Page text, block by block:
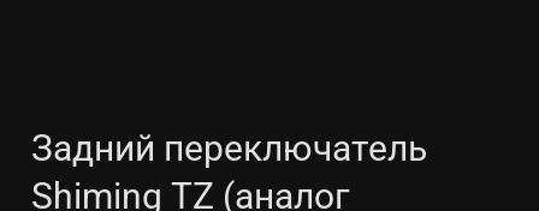
Задний переключатель
Shiming TZ (аналог